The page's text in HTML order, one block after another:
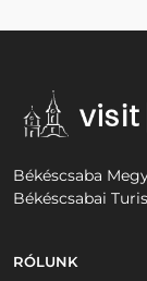
Békéscsaba
Békéscsabai
RÓLUNK